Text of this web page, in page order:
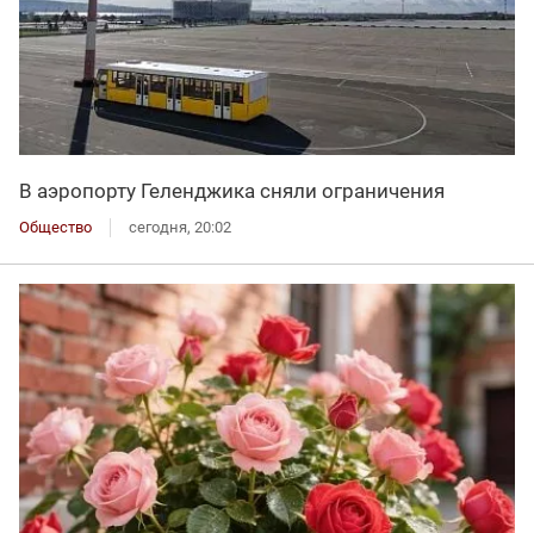
В аэропорту Геленджика сняли ограничения
Общество сегодня, 20:02